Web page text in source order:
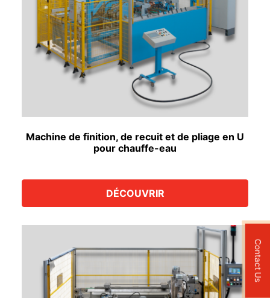
Machine de finition, de recuit et de pliage en U
pour chauffe-eau
DÉCOUVRIR
Contact Us